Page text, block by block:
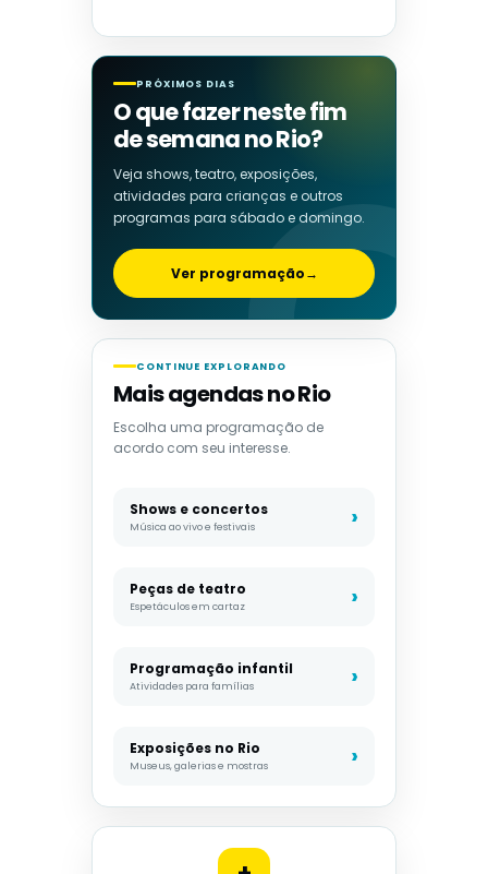
PRÓXIMOS DIAS
O que fazer neste fim
de semana no Rio?
Veja shows, teatro, exposições,
atividades para crianças e outros
programas para sábado e domingo.
Ver programação→
CONTINUE EXPLORANDO
Mais agendas no Rio
Escolha uma programação de
acordo com seu interesse.
Shows e concertos
Música ao vivo e festivais
Peças de teatro
Espetáculos em cartaz
Programação infantil
Atividades para famílias
Exposições no Rio
Museus, galerias e mostras